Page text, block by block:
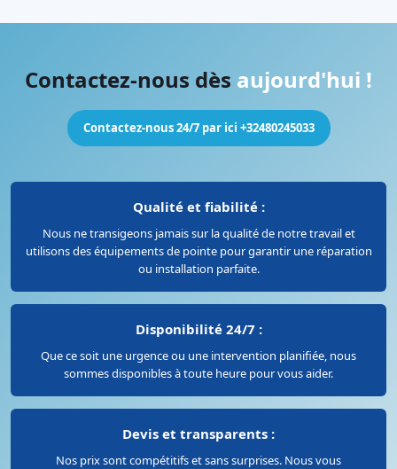
Contactez-nous dès aujourd'hui !
Contactez-nous 24/7 par ici +32480245033
Qualité et fiabilité :
Nous ne transigeons jamais sur la qualité de notre travail et
utilisons des équipements de pointe pour garantir une réparation
ou installation parfaite.
Disponibilité 24/7 :
Que ce soit une urgence ou une intervention planifiée, nous
sommes disponibles à toute heure pour vous aider.
Devis et transparents :
Nos prix sont compétitifs et sans surprises. Nous vous